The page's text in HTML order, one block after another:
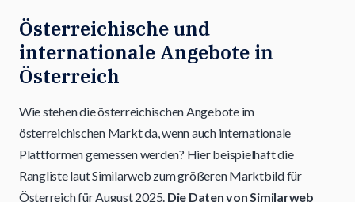
Österreichische und
internationale Angebote in
Österreich
Wie stehen die österreichischen Angebote im
österreichischen Markt da, wenn auch internationale
Plattformen gemessen werden? Hier beispielhaft die
Rangliste laut Similarweb zum größeren Marktbild für
Österreich für August 2025. Die Daten von Similarweb